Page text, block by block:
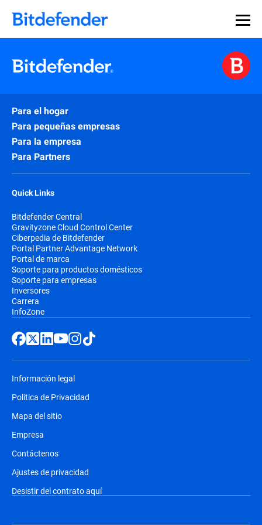
Para el hogar
Para pequeñas empresas
Para la empresa
Para Partners
Quick Links
Bitdefender Central
Gravityzone Cloud Control Center
Ciberpedia de Bitdefender
Portal Partner Advantage Network
Portal de marca
Soporte para productos domésticos
Soporte para empresas
Inversores
Carrera
InfoZone
Información legal
Política de Privacidad
Mapa del sitio
Empresa
Contáctenos
Ajustes de privacidad
Desistir del contrato aquí